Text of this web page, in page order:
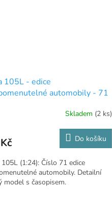
105L - edice
automobily - 71
Skladem (2 ks)
Do košíku
(1:24): Číslo 71 edice
automobily. Detailní
model s časopisem.